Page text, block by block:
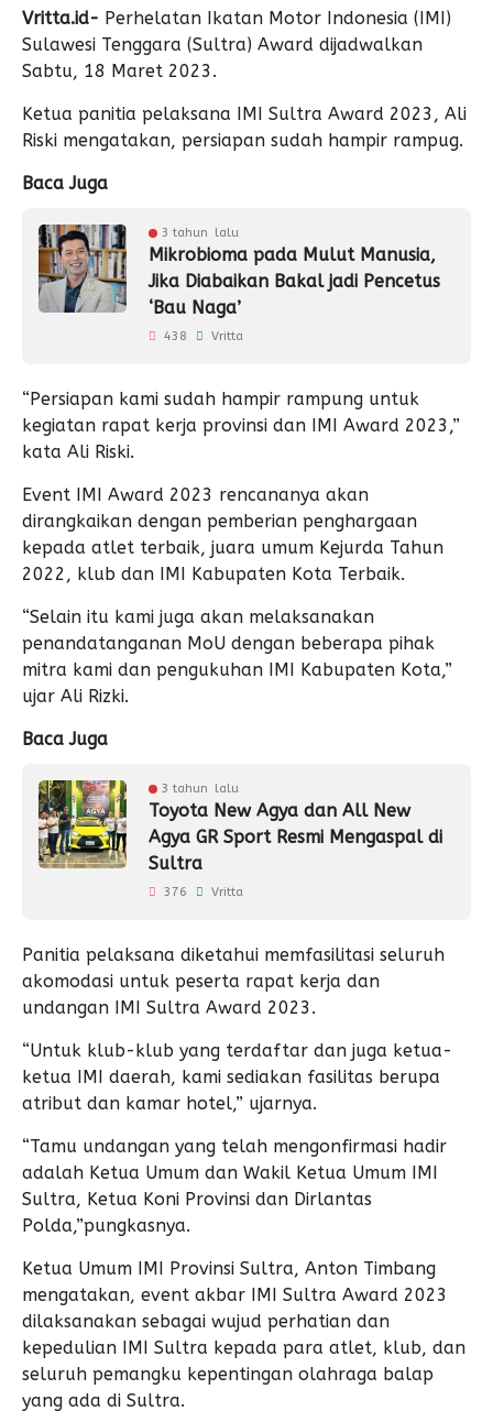
Vritta.id- Perhelatan Ikatan Motor Indonesia (IMI)
Sulawesi Tenggara (Sultra) Award dijadwalkan
Sabtu, 18 Maret 2023.
Ketua panitia pelaksana IMI Sultra Award 2023, Ali
Riski mengatakan, persiapan sudah hampir rampug.
Baca Juga
3 tahun lalu
Mikrobioma pada Mulut Manusia,
Jika Diabaikan Bakal jadi Pencetus
‘Bau Naga’
438 Vritta
“Persiapan kami sudah hampir rampung untuk
kegiatan rapat kerja provinsi dan IMI Award 2023,”
kata Ali Riski.
Event IMI Award 2023 rencananya akan
dirangkaikan dengan pemberian penghargaan
kepada atlet terbaik, juara umum Kejurda Tahun
2022, klub dan IMI Kabupaten Kota Terbaik.
“Selain itu kami juga akan melaksanakan
penandatanganan MoU dengan beberapa pihak
mitra kami dan pengukuhan IMI Kabupaten Kota,”
ujar Ali Rizki.
Baca Juga
3 tahun lalu
Toyota New Agya dan All New
Agya GR Sport Resmi Mengaspal di
Sultra
376 Vritta
Panitia pelaksana diketahui memfasilitasi seluruh
akomodasi untuk peserta rapat kerja dan
undangan IMI Sultra Award 2023.
“Untuk klub-klub yang terdaftar dan juga ketua-
ketua IMI daerah, kami sediakan fasilitas berupa
atribut dan kamar hotel,” ujarnya.
“Tamu undangan yang telah mengonfirmasi hadir
adalah Ketua Umum dan Wakil Ketua Umum IMI
Sultra, Ketua Koni Provinsi dan Dirlantas
Polda,”pungkasnya.
Ketua Umum IMI Provinsi Sultra, Anton Timbang
mengatakan, event akbar IMI Sultra Award 2023
dilaksanakan sebagai wujud perhatian dan
kepedulian IMI Sultra kepada para atlet, klub, dan
seluruh pemangku kepentingan olahraga balap
yang ada di Sultra.